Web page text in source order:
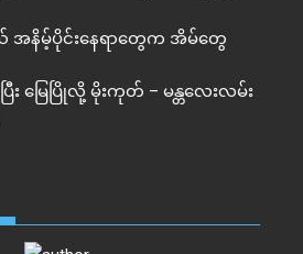
နယ် အနိမ့်ပိုင်းနေရာတွေက အိမ်​တွေ
း မြေပြိုလို့ မိုးကုတ် – မန္တလေးလမ်း